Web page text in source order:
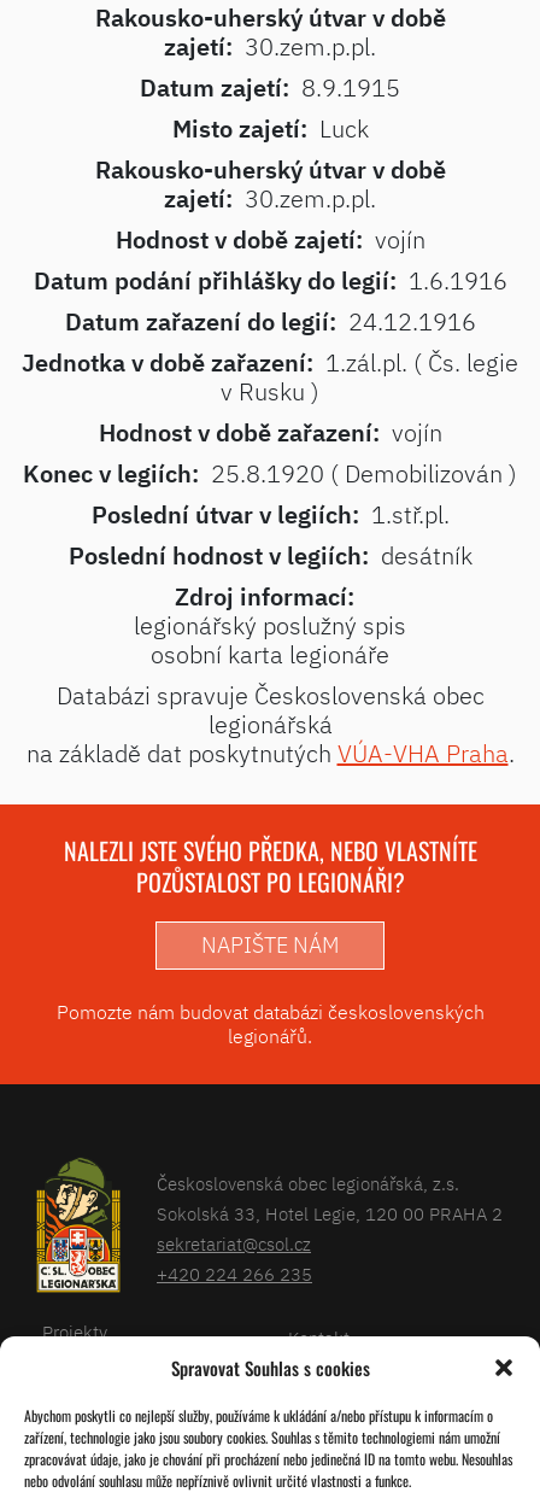
Spravovat Souhlas s cookies
Abychom poskytli co nejlepší služby, používáme k ukládání a/nebo přístupu k informacím o
zařízení, technologie jako jsou soubory cookies. Souhlas s těmito technologiemi nám umožní
zpracovávat údaje, jako je chování při procházení nebo jedinečná ID na tomto webu. Nesouhlas
nebo odvolání souhlasu může nepříznivě ovlivnit určité vlastnosti a funkce.
Rakousko-uherský útvar v době
zajetí: 30.zem.p.pl.
Datum zajetí: 8.9.1915
Misto zajetí: Luck
Rakousko-uherský útvar v době
zajetí: 30.zem.p.pl.
Hodnost v době zajetí: vojín
Datum podání přihlášky do legií: 1.6.1916
Datum zařazení do legií: 24.12.1916
Jednotka v době zařazení: 1.zál.pl. ( Čs. legie
v Rusku )
Hodnost v době zařazení: vojín
Konec v legiích: 25.8.1920 ( Demobilizován )
Poslední útvar v legiích: 1.stř.pl.
Poslední hodnost v legiích: desátník
Zdroj informací:
legionářský poslužný spis
osobní karta legionáře
Databázi spravuje Československá obec
legionářská
na základě dat poskytnutých VÚA-VHA Praha.
NALEZLI JSTE SVÉHO PŘEDKA, NEBO VLASTNÍTE
POZŮSTALOST PO LEGIONÁŘI?
NAPIŠTE NÁM
Pomozte nám budovat databázi československých
legionářů.
Československá obec legionářská, z.s.
Sokolská 33, Hotel Legie, 120 00 PRAHA 2
sekretariat@csol.cz
+420 224 266 235
Projekty
Kalendář
O nás
Kontakt
Databáze legionářů
Pro členy
Zásady cookies